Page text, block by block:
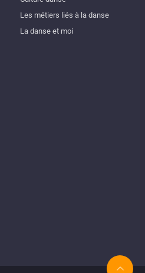
Les métiers liés à la danse
La danse et moi